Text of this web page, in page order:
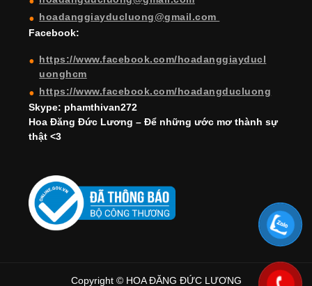
hoadanggiayducluong@gmail.com
Facebook:
https://www.facebook.com/hoadanggiayducl
uonghcm
https://www.facebook.com/hoadangducluong
Skype: phamthivan272
Hoa Đăng Đức Lương – Để những ước mơ thành sự
thật <3
Copyright © HOA ĐĂNG ĐỨC LƯƠNG